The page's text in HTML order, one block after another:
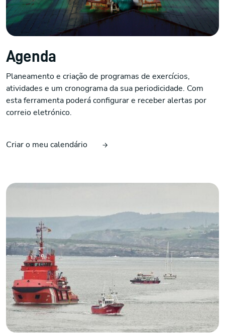
Agenda
Planeamento e criação de programas de exercícios,
atividades e um cronograma da sua periodicidade. Com
esta ferramenta poderá configurar e receber alertas por
correio eletrónico.
Criar o meu calendário